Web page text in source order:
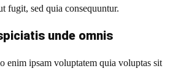
fugit, sed quia consequuntur.
unde omnis
enim ipsam voluptatem quia voluptas sit